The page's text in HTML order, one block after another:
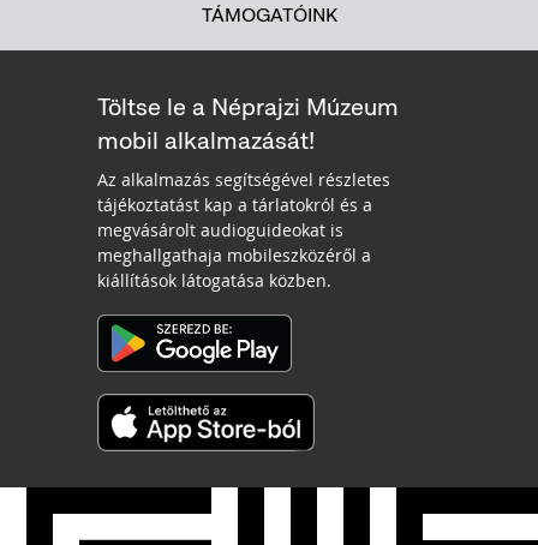
TÁMOGATÓINK
Töltse le a Néprajzi Múzeum
mobil alkalmazását!
Az alkalmazás segítségével részletes
tájékoztatást kap a tárlatokról és a
megvásárolt audioguideokat is
meghallgathaja mobileszközéről a
kiállítások látogatása közben.